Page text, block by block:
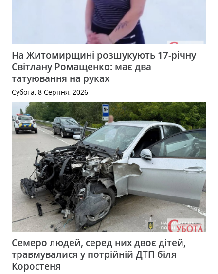
На Житомирщині розшукують 17-річну
Світлану Ромащенко: має два
татуювання на руках
Субота, 8 Серпня, 2026
Семеро людей, серед них двоє дітей,
травмувалися у потрійній ДТП біля
Коростеня